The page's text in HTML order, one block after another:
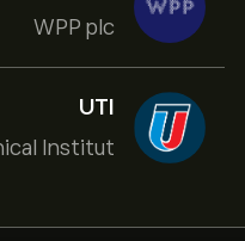
WPP plc
UTI